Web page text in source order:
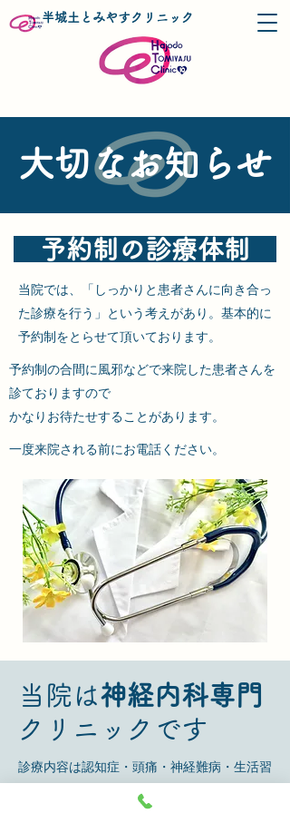
​半城土とみやすクリニック
大切なお知らせ
​予約制の診療体制
当院では、「しっかりと患者さんに向き合っ
た診療を行う」という考えがあり。基本的に
予約制をとらせて頂いております。
予約制の合間に風邪などで来院した患者さんを
診ておりますので
かなりお待たせすることがあります。
一度来院される前にお電話ください。
​当院は神経内科専門
クリニックです
診療内容は認知症・頭痛・神経難病・生活習